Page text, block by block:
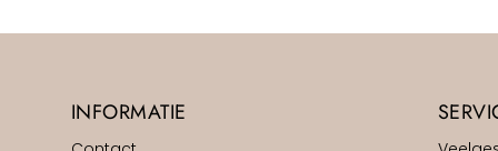
INFORMATIE